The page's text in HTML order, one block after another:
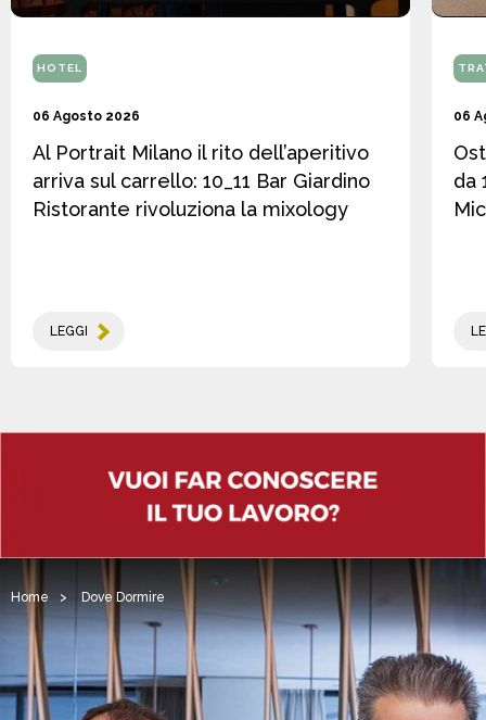
HOTEL
06 Agosto 2026
Al Portrait Milano il rito dell’aperitivo
arriva sul carrello: 10_11 Bar Giardino
Ristorante rivoluziona la mixology
LEGGI
06
da
Home > Dove Dormire